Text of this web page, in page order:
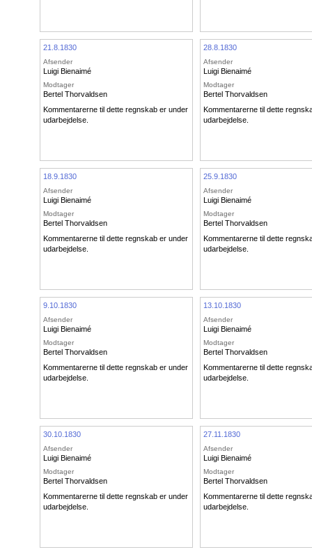
21.8.1830
Afsender
Luigi Bienaimé
Modtager
Bertel Thorvaldsen
Kommentarerne til dette regnskab er under
udarbejdelse.
28.8.1830
Afsender
Luigi Bienaimé
Modtager
Bertel Thorvaldsen
Kommentarerne til dette
udarbejdelse.
18.9.1830
Afsender
Luigi Bienaimé
Modtager
Bertel Thorvaldsen
Kommentarerne til dette regnskab er under
udarbejdelse.
25.9.1830
Afsender
Luigi Bienaimé
Modtager
Bertel Thorvaldsen
Kommentarerne til dette
udarbejdelse.
9.10.1830
Afsender
Luigi Bienaimé
Modtager
Bertel Thorvaldsen
Kommentarerne til dette regnskab er under
udarbejdelse.
13.10.1830
Afsender
Luigi Bienaimé
Modtager
Bertel Thorvaldsen
Kommentarerne til dette
udarbejdelse.
30.10.1830
Afsender
Luigi Bienaimé
Modtager
Bertel Thorvaldsen
Kommentarerne til dette regnskab er under
udarbejdelse.
27.11.1830
Afsender
Luigi Bienaimé
Modtager
Bertel Thorvaldsen
Kommentarerne til dette
udarbejdelse.